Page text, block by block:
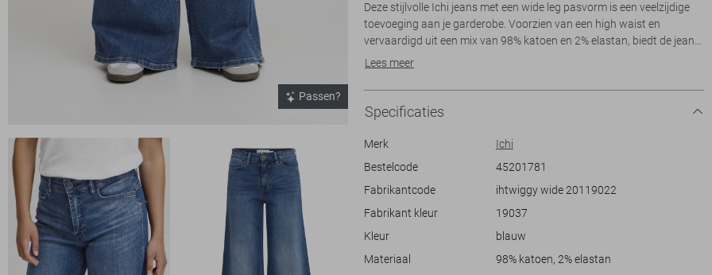
Passen?
Deze stijlvolle Ichi jeans met een wide leg pasvorm is een veelzijdige
toevoeging aan je garderobe. Voorzien van een high waist en
vervaardigd uit een mix van 98% katoen en 2% elastan, biedt de jeans
comfort en flexibiliteit. Het stonewash denim in de kleur medium blue
Met praktische steekzakken en een knoop- en ritssluiting, behoud je
zowel stijl als functionaliteit in je dagelijkse outfits.
Of je nu een casual dag op kantoor hebt of een ontspannen weekend
gaat beleven, deze jeans past perfect. Draag hem met een simpele top
en hakken voor een meer verfijnde outfit. De normale lengte en wijde
pijpen geven je bewegingsvrijheid, terwijl de hoogwaardige materialen
zorgen voor een fijne pasvorm. Deze Ichi wide leg jeans is een must
Lees meer
Specificaties
Merk
Ichi
Bestelcode
45201781
Fabrikantcode
ihtwiggy wide 20119022
Fabrikant kleur
19037
Kleur
blauw
Materiaal
98% katoen, 2% elastan